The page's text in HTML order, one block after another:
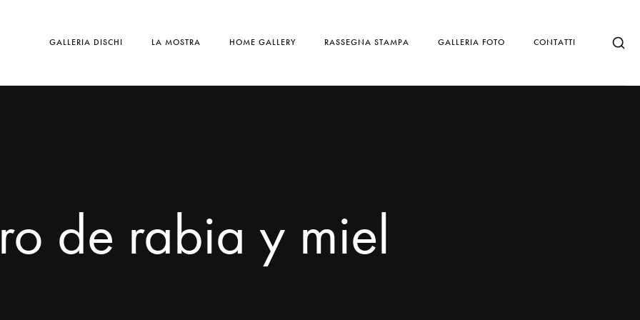
GALLERIA DISCHI LA MOSTRA HOME GALLERY RASSEGNA STAMPA GALLERIA FOTO CONTATTI
de rabia y miel